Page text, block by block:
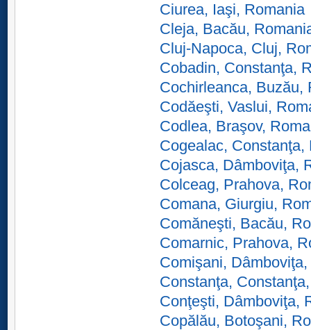
Ciurea, Iaşi, Romania
Cleja, Bacău,
Cluj-Napoca, Cluj,
Cobadin, Constanţa,
Cochirleanca, Buzău,
Codăeşti, Vaslui,
Codlea, Braşov,
Cogealac, Constanţa,
Cojasca, Dâmboviţa,
Colceag, Prahova,
Comana, Giurgiu,
Comăneşti, Bacău,
Comarnic, Prahova,
Comişani,
Constanţa,
Conţeşti, Dâmboviţa,
Copălău, Botoşani,